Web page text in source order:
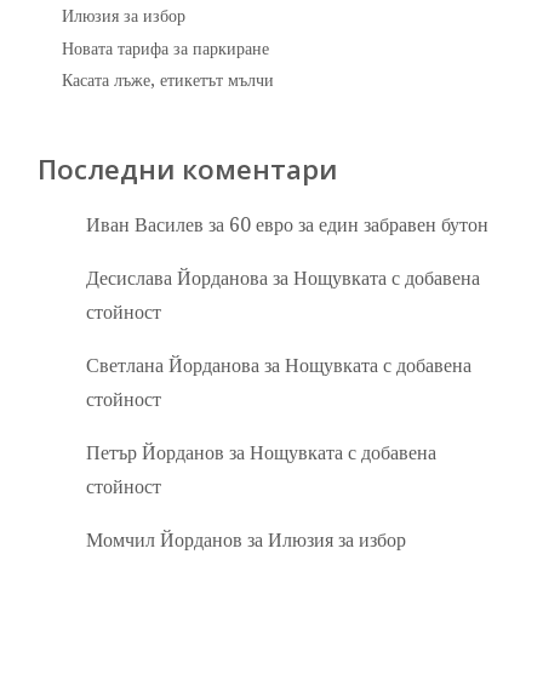
Илюзия за избор
Новата тарифа за паркиране
Касата лъже, етикетът мълчи
Последни коментари
Иван Василев за 60 евро за един забравен бутон
Десислава Йорданова заНощувката с добавена
стойност
Светлана Йорданова заНощувката с добавена
стойност
Петър Йорданов заНощувката с добавена
стойност
Момчил Йорданов заИлюзия за избор